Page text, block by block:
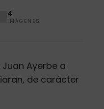
4
IMÁGENES
Ayerbe a
de carácter